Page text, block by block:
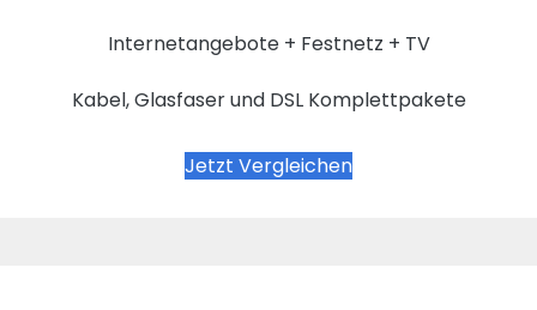
Internetangebote + Festnetz + TV
Kabel, Glasfaser und DSL Komplettpakete
Jetzt Vergleichen